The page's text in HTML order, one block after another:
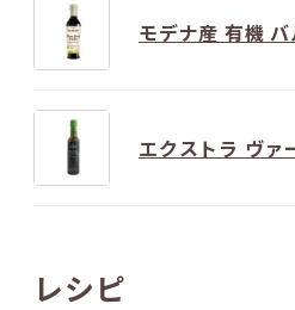
モデナ産 有機 バ
エクストラ ヴァ
レシピ